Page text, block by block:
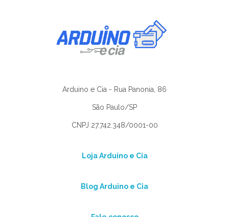
Arduino e Cia - Rua Panonia, 86
São Paulo/SP
CNPJ 27.742.348/0001-00
Loja Arduino e Cia
Blog Arduino e Cia